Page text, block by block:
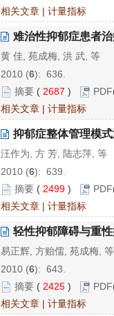
相关文章 | 计量指标
难治性抑郁症患者
黄 佳, 苑成梅, 洪 武, 等
2010 (6): 636.
摘要 ( 2687 ) PDF
相关文章 | 计量指标
抑郁症整体管理模
汪作为, 方 芳, 陆志萍, 等
2010 (6): 639.
摘要 ( 2499 ) PDF
相关文章 | 计量指标
轻性抑郁障碍与重
易正辉, 方贻儒, 苑成梅, 等
2010 (6): 643.
摘要 ( 2425 ) PDF
相关文章 | 计量指标